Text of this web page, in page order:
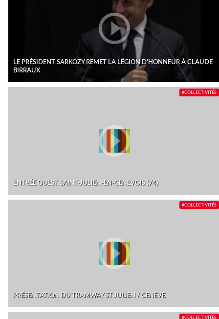
LE PRÉSIDENT SARKOZY REMET LA LÉGION D'HONNEUR À CLAUDE
BIRRAUX
ENTRÉE OUEST SAINT-JULIEN-EN-GENEVOIS (74)
#COLLECTIVITÉS
PRÉSENTATION DU TRAMWAY ST JULIEN / GENÈVE
#COLLECTIVITÉS
#COLLECTIVITÉS